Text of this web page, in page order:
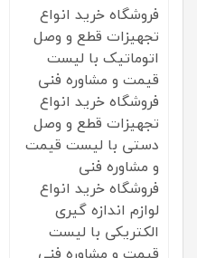
فروشگاه خرید انواع
تجهیزات قطع و وصل
اتوماتیک با لیست
قیمت و مشاوره فنی
فروشگاه خرید انواع
تجهیزات قطع و وصل
دستی با لیست قیمت
و مشاوره فنی
فروشگاه خرید انواع
لوازم اندازه گیری
الکتریکی با لیست